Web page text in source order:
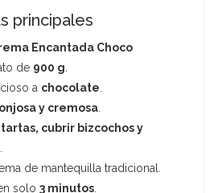
principales
Encantada Choco
de 900 g
a chocolate
y cremosa
cubrir bizcochos y
de mantequilla tradicional.
solo3 minutos